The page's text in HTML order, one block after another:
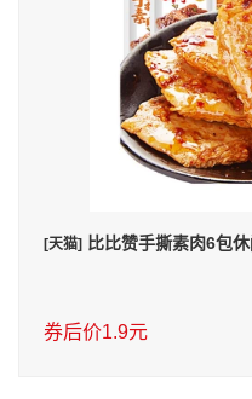
[天猫] 比比赞手撕素肉6包
券后价1.9元